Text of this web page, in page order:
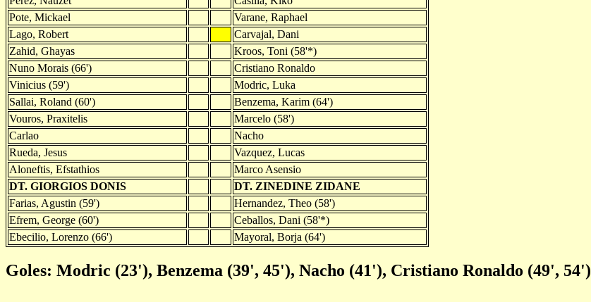
Pote, Mickael
Varane, Raphael
Lago, Robert
Carvajal, Dani
Zahid, Ghayas
Kroos, Toni (58'*)
Nuno Morais (66')
Cristiano Ronaldo
Vinicius (59')
Modric, Luka
Sallai, Roland (60')
Benzema, Karim (64')
Vouros, Praxitelis
Marcelo (58')
Carlao
Nacho
Rueda, Jesus
Vazquez, Lucas
Aloneftis, Efstathios
Marco Asensio
DT. GIORGIOS DONIS
DT. ZINEDINE ZIDANE
Farias, Agustin (59')
Hernandez, Theo (58')
Efrem, George (60')
Ceballos, Dani (58'*)
Ebecilio, Lorenzo (66')
Mayoral, Borja (64')
Goles: Modric (23'), Benzema (39', 45'), Nacho (41'), Cristiano Ronaldo (49', 54')